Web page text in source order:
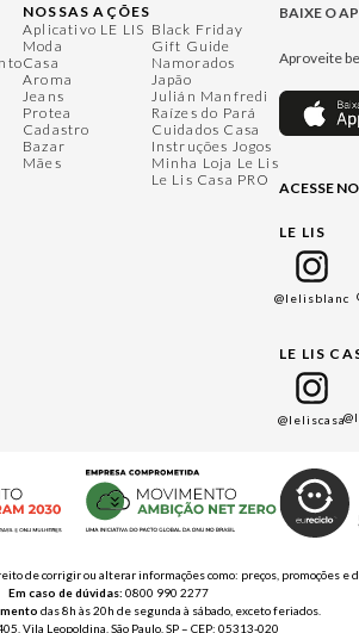
NOSSAS AÇÕES
Aplicativo LE LIS
Moda
Casa
Aroma
Jeans
Protea
Cadastro
Bazar
Mães
Black Friday
Gift Guide
Namorados
Japão
Julián Manfredi
Raízes do Pará
Cuidados Casa
Instruções Jogos
Minha Loja Le Lis
Le Lis Casa PRO
BAIXE O
Aproveite
ACESSE
LE LIS
@lelisblanc
LE LIS
@leliscasa
de corrigir ou alterar informações como: preços, promoções
Em caso de dúvidas: 0800 990 2277
das 8h às 20h de segunda à sábado, exceto feriados.
Vila Leopoldina, São Paulo, SP – CEP: 05313-020